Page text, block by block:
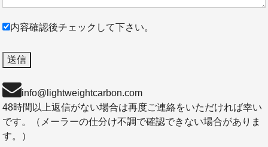
内容確認後チェックして下さい。
info@lightweightcarbon.com
48時間以上返信がない場合は再度ご連絡をいただければ幸い
です。（メーラーの仕分け不調で確認できない場合がありま
す。）